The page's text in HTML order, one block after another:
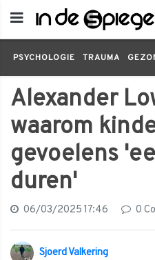
PSYCHOLOGIE TRAUMA
Alexander
waarom
gevoelens
duren'
06/03/2025 17:46 0
Sjoerd Valkering